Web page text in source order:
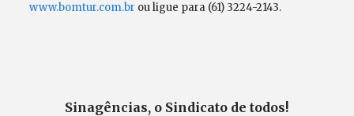
www.bomtur.com.br ou ligue para (61) 3224-2143.
Sinagências, o Sindicato de todos!